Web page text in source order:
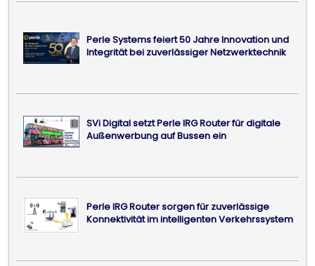
Perle Systems feiert 50 Jahre Innovation und
Integrität bei zuverlässiger Netzwerktechnik
SVi Digital setzt Perle IRG Router für digitale
Außenwerbung auf Bussen ein
Perle IRG Router sorgen für zuverlässige
Konnektivität im intelligenten Verkehrssystem